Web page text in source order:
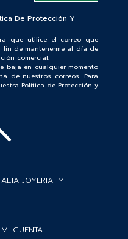
De Protección Y
que utilice el correo que
de mantenerme al día de
comercial.
baja en cualquier momento
de nuestros correos. Para
Política de Protección y
ALTA JOYERIA
MI CUENTA